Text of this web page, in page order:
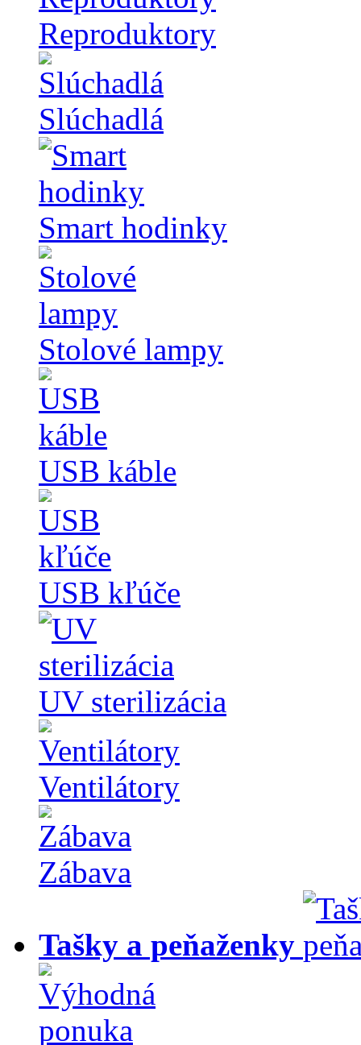
Reproduktory
Slúchadlá
Smart hodinky
Stolové lampy
USB káble
USB kľúče
UV sterilizácia
Ventilátory
Zábava
Tašky a peňaženky